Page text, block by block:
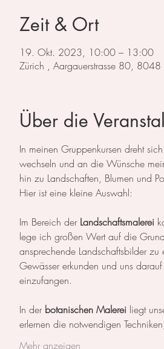
Zeit & Ort
19. Okt. 2023, 10:00 – 13:00
Zürich , Aargauerstrasse 80,
Über die
In meinen Gruppenkursen dreht
wechseln und an die Wünsche
hin zu Landschaften, Blumen und
Hier ist eine kleine Auswahl:
Im Bereich der Landschaftsmalerei
lege ich großen Wert auf die
ansprechende Landschaftsbilder
Gewässer erkunden und uns
einzufangen.
In der botanischen Malerei liegt
erlernen die notwendigen
Mehr anzeigen